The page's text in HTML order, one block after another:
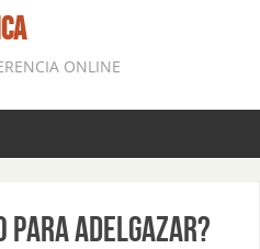
ONLINE
para adelgazar?